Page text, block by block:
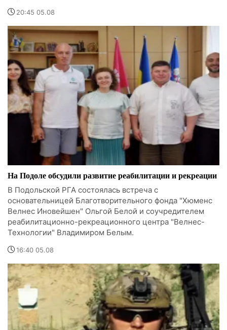
20:45 05.08
На Подоле обсудили развитие реабилитации и рекреации
В Подольской РГА состоялась встреча с
основательницей Благотворительного фонда "Хюменс
Велнес Иновейшен" Ольгой Белой и соучредителем
реабилитационно-рекреационного центра "Велнес-
Технологии" Владимиром Белым.
16:40 05.08